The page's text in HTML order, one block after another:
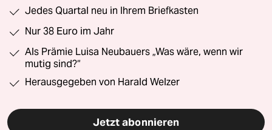
Jedes Quartal neu in Ihrem Briefkasten
Nur 38 Euro im Jahr
Als Prämie Luisa Neubauers „Was wäre, wenn wir
mutig sind?“
Herausgegeben von Harald Welzer
Jetzt abonnieren